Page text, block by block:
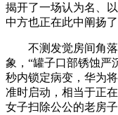
揭开了一场认为名、
中方也正在此中阐扬了
不测发觉房间角落
象，“罐子口部锈蚀严
秒内锁定病变，华为
准时启动，相当于正
女子扫除公公的老房